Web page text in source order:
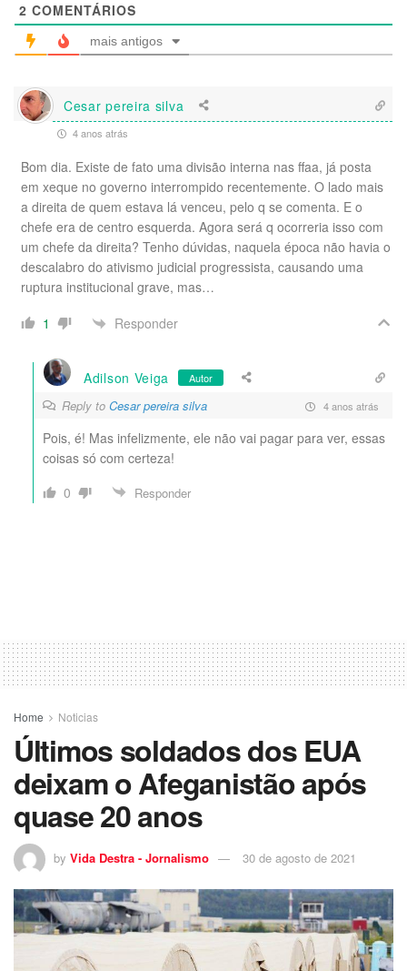
2 COMENTÁRIOS
mais antigos
Cesar pereira silva
4 anos atrás
Bom dia. Existe de fato uma divisão interna nas ffaa, já posta
em xeque no governo interrompido recentemente. O lado mais
a direita de quem estava lá venceu, pelo q se comenta. E o
chefe era de centro esquerda. Agora será q ocorreria isso com
um chefe da direita? Tenho dúvidas, naquela época não havia o
descalabro do ativismo judicial progressista, causando uma
ruptura institucional grave, mas…
1
Responder
Adilson Veiga Autor
Reply to Cesar pereira silva 4 anos atrás
Pois, é! Mas infelizmente, ele não vai pagar para ver, essas
coisas só com certeza!
0
Responder
Home Noticias
Últimos soldados dos EUA
deixam o Afeganistão após
quase 20 anos
by Vida Destra - Jornalismo 30 de agosto de 2021